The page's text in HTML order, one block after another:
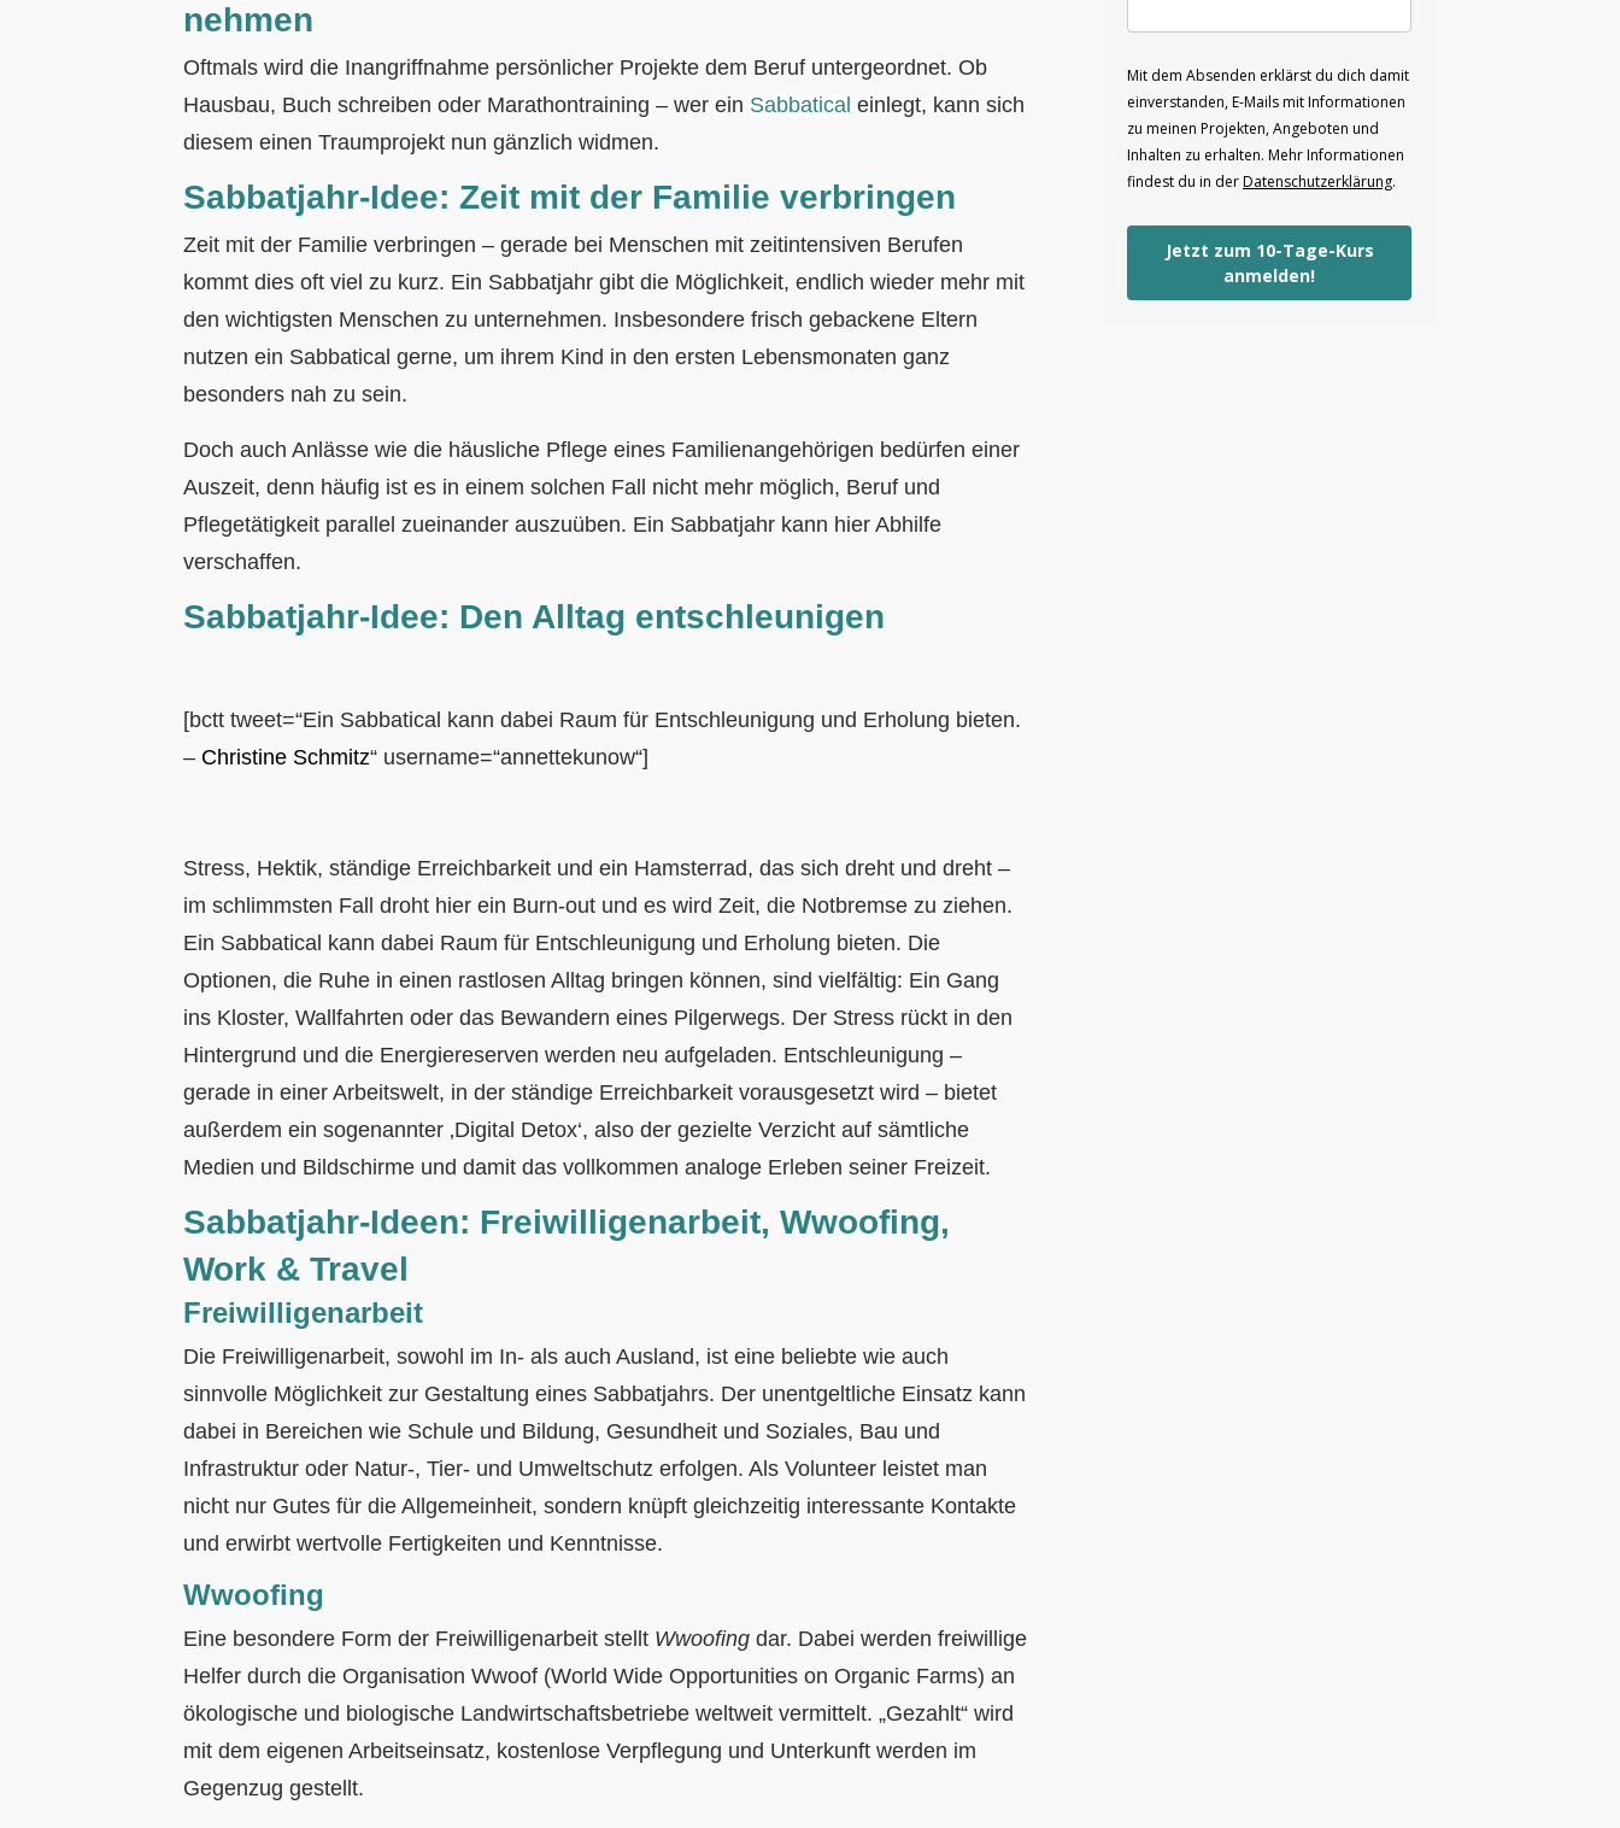
nehmen
Oftmals wird die Inangriffnahme persönlicher Projekte dem Beruf untergeordnet. Ob
Hausbau, Buch schreiben oder Marathontraining – wer ein Sabbatical einlegt, kann sich
diesem einen Traumprojekt nun gänzlich widmen.
Sabbatjahr-Idee: Zeit mit der Familie verbringen
Zeit mit der Familie verbringen – gerade bei Menschen mit zeitintensiven Berufen
kommt dies oft viel zu kurz. Ein Sabbatjahr gibt die Möglichkeit, endlich wieder mehr mit
den wichtigsten Menschen zu unternehmen. Insbesondere frisch gebackene Eltern
nutzen ein Sabbatical gerne, um ihrem Kind in den ersten Lebensmonaten ganz
besonders nah zu sein.
Doch auch Anlässe wie die häusliche Pflege eines Familienangehörigen bedürfen einer
Auszeit, denn häufig ist es in einem solchen Fall nicht mehr möglich, Beruf und
Pflegetätigkeit parallel zueinander auszuüben. Ein Sabbatjahr kann hier Abhilfe
verschaffen.
Sabbatjahr-Idee: Den Alltag entschleunigen
[bctt tweet=“Ein Sabbatical kann dabei Raum für Entschleunigung und Erholung bieten.
– Christine Schmitz“ username=“annettekunow“]
Stress, Hektik, ständige Erreichbarkeit und ein Hamsterrad, das sich dreht und dreht –
im schlimmsten Fall droht hier ein Burn-out und es wird Zeit, die Notbremse zu ziehen.
Ein Sabbatical kann dabei Raum für Entschleunigung und Erholung bieten. Die
Optionen, die Ruhe in einen rastlosen Alltag bringen können, sind vielfältig: Ein Gang
ins Kloster, Wallfahrten oder das Bewandern eines Pilgerwegs. Der Stress rückt in den
Hintergrund und die Energiereserven werden neu aufgeladen. Entschleunigung –
gerade in einer Arbeitswelt, in der ständige Erreichbarkeit vorausgesetzt wird – bietet
außerdem ein sogenannter ‚Digital Detox‘, also der gezielte Verzicht auf sämtliche
Medien und Bildschirme und damit das vollkommen analoge Erleben seiner Freizeit.
Sabbatjahr-Ideen: Freiwilligenarbeit, Wwoofing,
Work & Travel
Freiwilligenarbeit
Die Freiwilligenarbeit, sowohl im In- als auch Ausland, ist eine beliebte wie auch
sinnvolle Möglichkeit zur Gestaltung eines Sabbatjahrs. Der unentgeltliche Einsatz kann
dabei in Bereichen wie Schule und Bildung, Gesundheit und Soziales, Bau und
Infrastruktur oder Natur-, Tier- und Umweltschutz erfolgen. Als Volunteer leistet man
nicht nur Gutes für die Allgemeinheit, sondern knüpft gleichzeitig interessante Kontakte
und erwirbt wertvolle Fertigkeiten und Kenntnisse.
Wwoofing
Eine besondere Form der Freiwilligenarbeit stellt Wwoofing dar. Dabei werden freiwillige
Helfer durch die Organisation Wwoof (World Wide Opportunities on Organic Farms) an
ökologische und biologische Landwirtschaftsbetriebe weltweit vermittelt. „Gezahlt“ wird
mit dem eigenen Arbeitseinsatz, kostenlose Verpflegung und Unterkunft werden im
Gegenzug gestellt.
Mit dem Absenden erklärst du dich damit
einverstanden, E-Mails mit Informationen
zu meinen Projekten, Angeboten und
Inhalten zu erhalten. Mehr Informationen
findest du in derDatenschutzerklärung.
Jetzt zum 10-Tage-Kurs
anmelden!